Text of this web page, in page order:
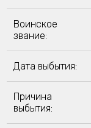
Воинское
звание:
Дата выбытия:
Причина
выбытия: